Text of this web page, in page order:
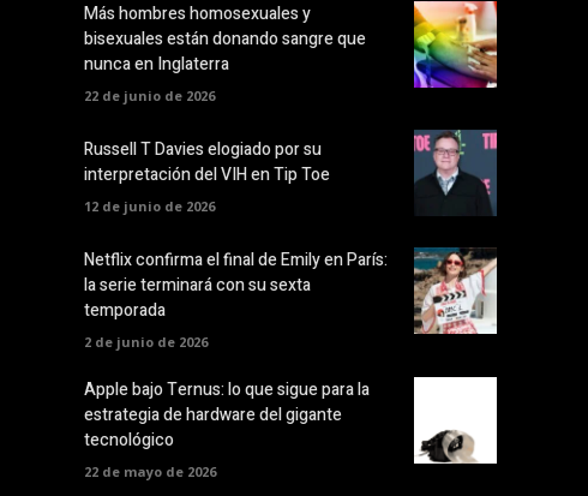
Más hombres homosexuales y
bisexuales están donando sangre que
nunca en Inglaterra
22 de junio de 2026
Russell T Davies elogiado por su
interpretación del VIH en Tip Toe
12 de junio de 2026
Netflix confirma el final de Emily en París:
la serie terminará con su sexta
temporada
2 de junio de 2026
Apple bajo Ternus: lo que sigue para la
estrategia de hardware del gigante
tecnológico
22 de mayo de 2026